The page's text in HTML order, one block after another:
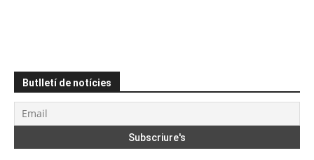
Butlletí de notícies